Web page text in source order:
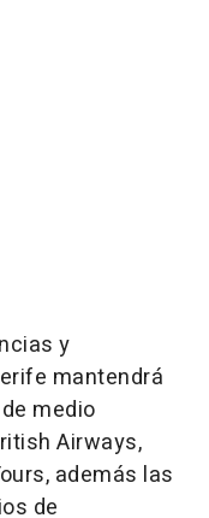
y
mantendrá
medio
Airways,
además las
de